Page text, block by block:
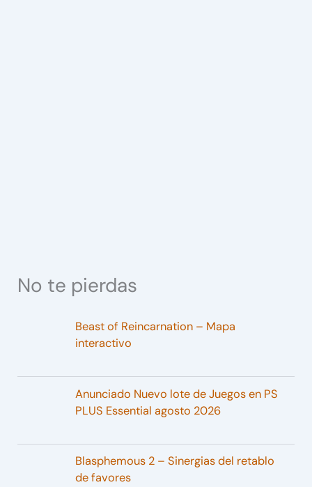
No te pierdas
Beast of Reincarnation – Mapa
interactivo
Anunciado Nuevo lote de Juegos en PS
PLUS Essential agosto 2026
Blasphemous 2 – Sinergias del retablo
de favores